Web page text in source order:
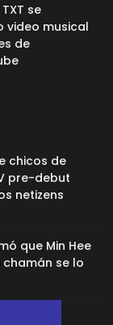
se
video musical
de
chicos de
pre-debut
netizens
que Min Hee
se lo